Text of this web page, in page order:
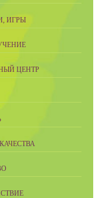
ИГРЫ
ЦЕНТР